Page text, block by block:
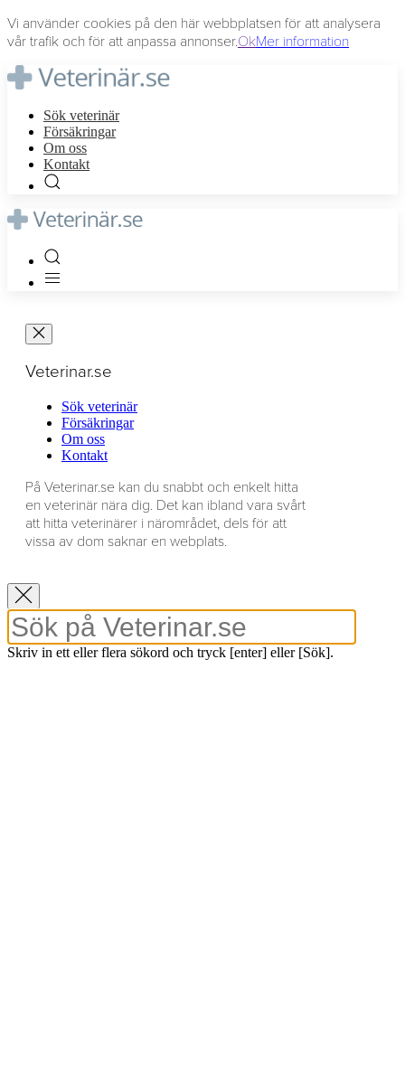
Vi använder cookies på den här webbplatsen för att analysera
vår trafik och för att anpassa annonser.OkMer information
Sök veterinär
Försäkringar
Om oss
Kontakt
Veterinar.se
Sök veterinär
Försäkringar
Om oss
Kontakt
På Veterinar.se kan du snabbt och enkelt hitta
en veterinär nära dig. Det kan ibland vara svårt
att hitta veterinärer i närområdet, dels för att
vissa av dom saknar en webplats.
Skriv in ett eller flera sökord och tryck [enter] eller [Sök].